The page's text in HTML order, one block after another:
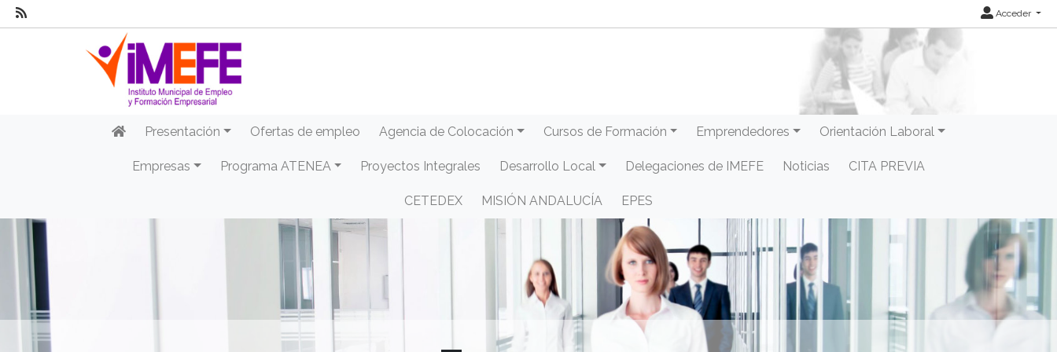
Acceder
Presentación Ofertas de empleo Agencia de Colocación Cursos de Formación Emprendedores Orientación Laboral
Empresas Programa ATENEA Proyectos Integrales Desarrollo Local Delegaciones de IMEFE Noticias CITA PREVIA
CETEDEX MISIÓN ANDALUCÍA EPES